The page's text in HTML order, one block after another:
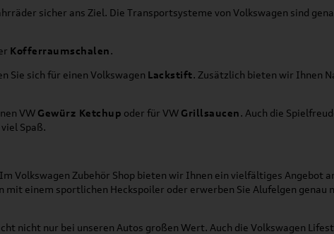
sicher ans Ziel. Die Transportsysteme von Volkswagen sind
Kofferraumschalen.
Sie sich für einen Volkswagen Lackstift. Zusätzlich bieten wir Ihnen
VW Gewürz Ketchup oder für VW Grillsaucen. Auch die
Spaß.
Volkswagen Zubehör Shop bieten wir Ihnen ein vielfältiges Angebot
einem sportlichen Heckspoiler oder erwerben Sie Alufelgen genau
nicht nur bei unseren Autos großen Wert. Auch die Volkswagen